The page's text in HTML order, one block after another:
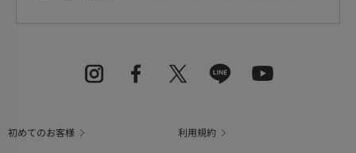
初めてのお客様
利用規約